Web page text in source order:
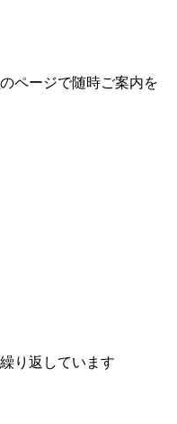
のページで随時ご案内を
り返しています